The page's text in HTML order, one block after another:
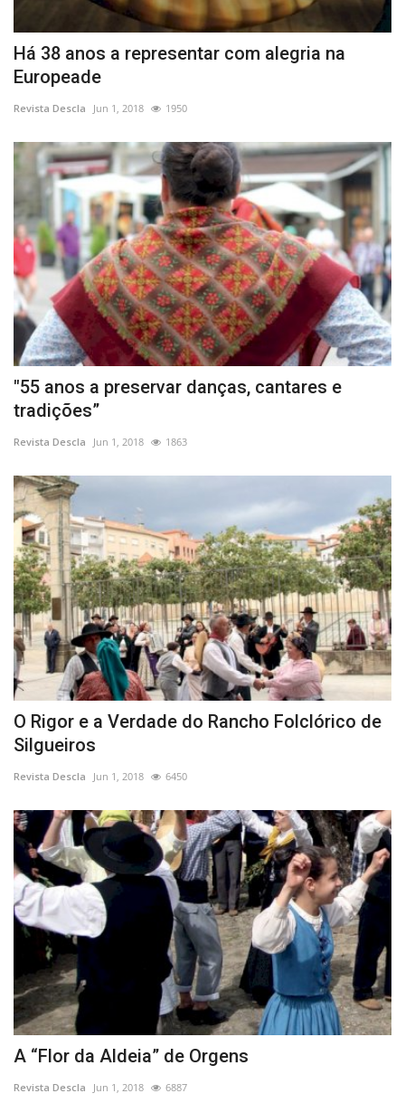
Há 38 anos a representar com alegria na
Europeade
Revista Descla Jun 1, 2018 1950
"55 anos a preservar danças, cantares e
tradições”
Revista Descla Jun 1, 2018 1863
O Rigor e a Verdade do Rancho Folclórico de
Silgueiros
Revista Descla Jun 1, 2018 6450
A “Flor da Aldeia” de Orgens
Revista Descla Jun 1, 2018 6887